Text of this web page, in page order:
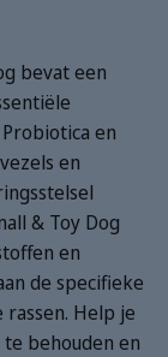
bevat een
en
en
& Toy Dog
en
de specifieke
Help je
behouden en